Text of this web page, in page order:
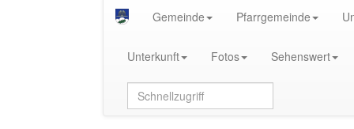
Gemeinde Pfarrgemeinde
Unterkunft Fotos Sehenswert